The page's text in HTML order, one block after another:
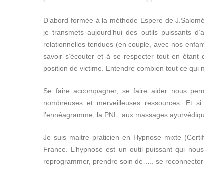
D’abord formée à la méthode Espere de
je transmets aujourd’hui des outils puissants
relationnelles tendues (en couple, avec nos
savoir s’écouter et à se respecter tout en étant
position de victime. Entendre combien tout ce qui
Se faire accompagner, se faire aider nous
nombreuses et merveilleuses ressources. Et
l’ennéagramme, la PNL, aux massages
Je suis maitre praticien en Hypnose mixte
France. L’hypnose est un outil puissant qui
reprogrammer, prendre soin de….. se